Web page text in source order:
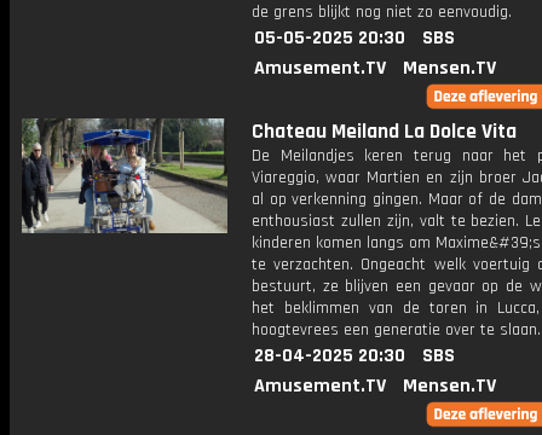
de grens blijkt nog niet zo eenvoudig.
05-05-2025 20:30
SBS
Amusement.TV
Mensen.TV
Chateau Meiland La Dolce Vita
De Meilandjes keren terug naar het
Viareggio, waar Martien en zijn broer
al op verkenning gingen. Maar of de
enthousiast zullen zijn, valt te bezien.
kinderen komen langs om
te verzachten. Ongeacht welk voertuig
bestuurt, ze blijven een gevaar op de
het beklimmen van de toren in
hoogtevrees een generatie over te slaan.
28-04-2025 20:30
SBS
Amusement.TV
Mensen.TV